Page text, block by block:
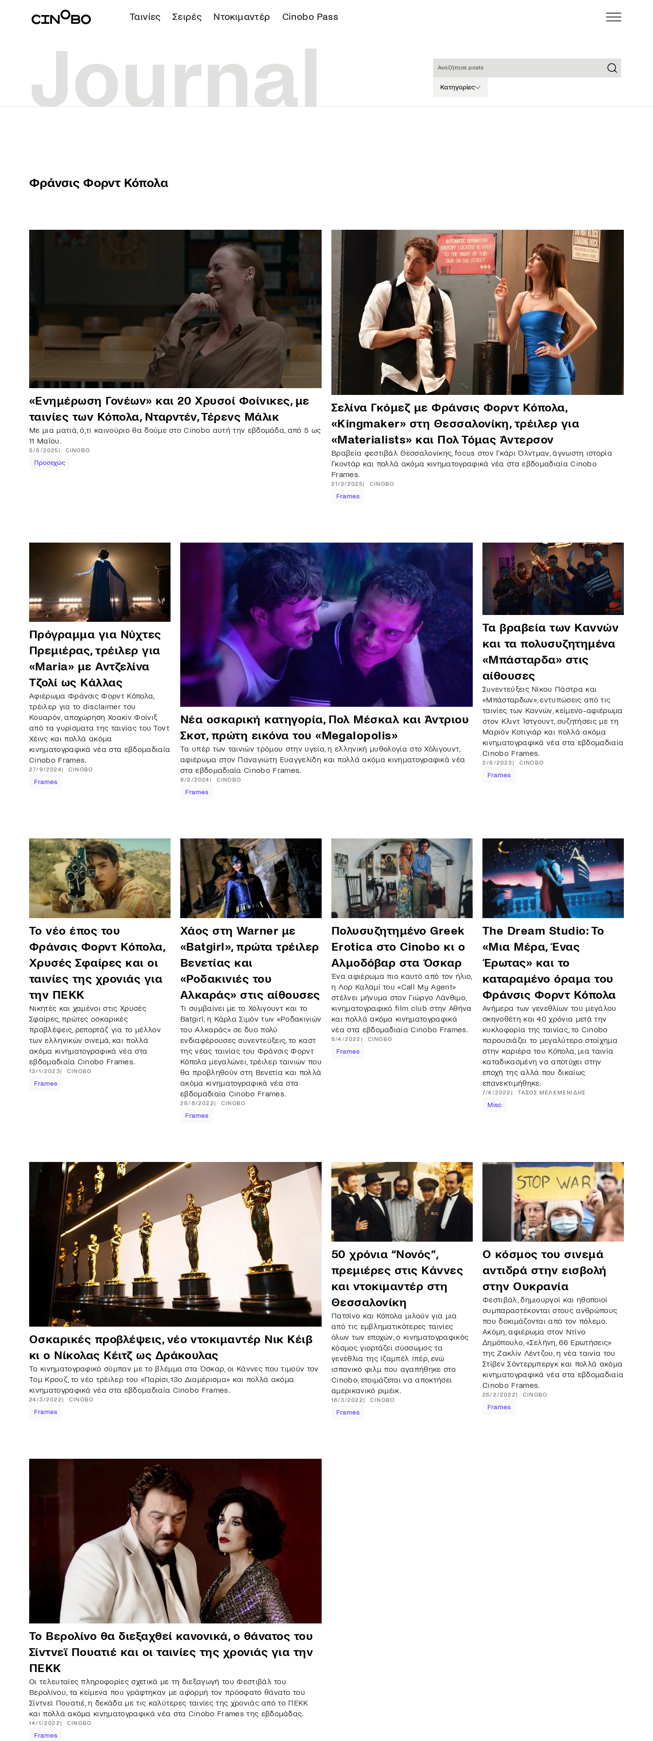
Ταινίες Σειρές Ντοκιμαντέρ Cinobo Pass
Κατηγορίες
Φράνσις Φορντ Κόπολα
«Ενημέρωση Γονέων» και 20 Χρυσοί Φοίνικες, με
ταινίες των Κόπολα, Νταρντέν, Τέρενς Μάλικ
Με μια ματιά, ό,τι καινούριο θα δούμε στο Cinobo αυτή την εβδομάδα, από 5 ως
11 Μαΐου.
5/5/2025 CINOBO
Προσεχώς
Σελίνα Γκόμεζ με Φράνσις Φορντ Κόπολα,
«Kingmaker» στη Θεσσαλονίκη, τρέιλερ για
«Materialists» και Πολ Τόμας Άντερσον
Βραβεία φεστιβάλ Θεσσαλονίκης, focus στον Γκάρι Όλντμαν, άγνωστη ιστορία
Γκοντάρ και πολλά ακόμα κινηματογραφικά νέα στα εβδομαδιαία Cinobo
Frames.
21/3/2025 CINOBO
Frames
Πρόγραμμα για Νύχτες
Πρεμιέρας, τρέιλερ για
«Maria» με Αντζελίνα
Τζολί ως Κάλλας
Αφιέρωμα Φράνσις Φορντ Κόπολα,
τρέιλερ για το disclaimer του
Κουαρόν, αποχώρηση Χοακίν Φοίνιξ
από τα γυρίσματα της ταινίας του Τοντ
Χέινς και πολλά ακόμα
κινηματογραφικά νέα στα εβδομαδιαία
Cinobo Frames.
27/9/2024 CINOBO
Frames
Νέα οσκαρική κατηγορία, Πολ Μέσκαλ και Άντριου
Σκοτ, πρώτη εικόνα του «Megalopolis»
Τα υπέρ των ταινιών τρόμου στην υγεία, η ελληνική μυθολογία στο Χόλιγουντ,
αφιέρωμα στον Παναγιώτη Ευαγγελίδη και πολλά ακόμα κινηματογραφικά νέα
στα εβδομαδιαία Cinobo Frames.
9/2/2024 CINOBO
Frames
Τα βραβεία των Καννών
και τα πολυσυζητημένα
«Μπάσταρδα» στις
αίθουσες
Συνεντεύξεις Νίκου Πάστρα και
«Μπάσταρδων», εντυπώσεις από τις
ταινίες των Καννών, κείμενο-αφιέρωμα
στον Κλιντ Ίστγουντ, συζητήσεις με τη
Μαριόν Κοτιγιάρ και πολλά ακόμα
κινηματογραφικά νέα στα εβδομαδιαία
Cinobo Frames.
2/6/2023 CINOBO
Frames
Το νέο έπος του
Φράνσις Φορντ Κόπολα,
Χρυσές Σφαίρες και οι
ταινίες της χρονιάς για
την ΠΕΚΚ
Νικητές και χαμένοι στις Χρυσές
Σφαίρες, πρώτες οσκαρικές
προβλέψεις, ρεπορτάζ για το μέλλον
των ελληνικών σινεμά, και πολλά
ακόμα κινηματογραφικά νέα στα
εβδομαδιαία Cinobo Frames.
13/1/2023 CINOBO
Frames
Χάος στη Warner με
«Batgirl», πρώτα τρέιλερ
Βενετίας και
«Ροδακινιές του
Αλκαράς» στις αίθουσες
Τι συμβαίνει με το Χόλιγουντ και το
Batgirl, η Κάρλα Σιμόν των «Ροδακινιών
του Αλκαράς» σε δυο πολύ
ενδιαφέρουσες συνεντεύξεις, το καστ
της νέας ταινίας του Φράνσις Φορντ
Κόπολα μεγαλώνει, τρέιλερ ταινιών που
θα προβληθούν στη Βενετία και πολλά
ακόμα κινηματογραφικά νέα στα
εβδομαδιαία Cinobo Frames.
26/8/2022 CINOBO
Frames
Πολυσυζητημένο Greek
Erotica στο Cinobo κι ο
Αλμοδόβαρ στα Όσκαρ
Ένα αφιέρωμα πιο καυτό από τον ήλιο,
η Λορ Καλαμί του «Call My Agent»
στέλνει μήνυμα στον Γιώργο Λάνθιμο,
κινηματογραφικό film club στην Αθήνα
και πολλά ακόμα κινηματογραφικά
νέα στα εβδομαδιαία Cinobo Frames.
8/4/2022 CINOBO
Frames
The Dream Studio: Το
«Μια Μέρα, Ένας
Έρωτας» και το
καταραμένο όραμα του
Φράνσις Φορντ Κόπολα
Ανήμερα των γενεθλίων του μεγάλου
σκηνοθέτη και 40 χρόνια μετά την
κυκλοφορία της ταινίας, το Cinobo
παρουσιάζει το μεγαλύτερο στοίχημα
στην καριέρα του Κόπολα, μια ταινία
καταδικασμένη να αποτύχει στην
εποχή της αλλά που δικαίως
επανεκτιμήθηκε.
7/4/2022 ΤΆΣΟΣ ΜΕΛΕΜΕΝΊΔΗΣ
Misc
Οσκαρικές προβλέψεις, νέο ντοκιμαντέρ Νικ Κέιβ
κι ο Νίκολας Κέιτζ ως Δράκουλας
Το κινηματογραφικό σύμπαν με το βλέμμα στα Όσκαρ, οι Κάννες που τιμούν τον
Τομ Κρουζ, το νέο τρέιλερ του «Παρίσι, 13ο Διαμέρισμα» και πολλά ακόμα
κινηματογραφικά νέα στα εβδομαδιαία Cinobo Frames.
24/3/2022 CINOBO
Frames
50 χρόνια “Νονός”,
πρεμιέρες στις Κάννες
και ντοκιμαντέρ στη
Θεσσαλονίκη
Πατσίνο και Κόπολα μιλούν για μια
από τις εμβληματικότερες ταινίες
όλων των εποχών, ο κινηματογραφικός
κόσμος γιορτάζει σύσσωμος τα
γενέθλια της Ιζαμπέλ Ιπέρ, ενώ
ισπανικό φιλμ που αγαπήθηκε στο
Cinobo, ετοιμάζεται να αποκτήσει
αμερικανικό ριμέικ.
18/3/2022 CINOBO
Frames
Ο κόσμος του σινεμά
αντιδρά στην εισβολή
στην Ουκρανία
Φεστιβάλ, δημιουργοί και ηθοποιοί
συμπαραστέκονται στους ανθρώπους
που δοκιμάζονται από τον πόλεμο.
Ακόμη, αφιέρωμα στον Ντίνο
Δημόπουλο, «Σελήνη, 66 Ερωτήσεις»
της Ζακλίν Λέντζου, η νέα ταινία του
Στίβεν Σόντερμπεργκ και πολλά ακόμα
κινηματογραφικά νέα στα εβδομαδιαία
Cinobo Frames.
25/2/2022 CINOBO
Frames
Το Βερολίνο θα διεξαχθεί κανονικά, ο θάνατος του
Σίντνεϊ Πουατιέ και οι ταινίες της χρονιάς για την
ΠΕΚΚ
Οι τελευταίες πληροφορίες σχετικά με τη διεξαγωγή του Φεστιβάλ του
Βερολίνου, τα κείμενα που γράφτηκαν με αφορμή τον πρόσφατο θάνατο του
Σίντνεϊ Πουατιέ, η δεκάδα με τις καλύτερες ταινίες της χρονιάς από το ΠΕΚΚ
και πολλά ακόμα κινηματογραφικά νέα στα Cinobo Frames της εβδομάδας.
14/1/2022 CINOBO
Frames